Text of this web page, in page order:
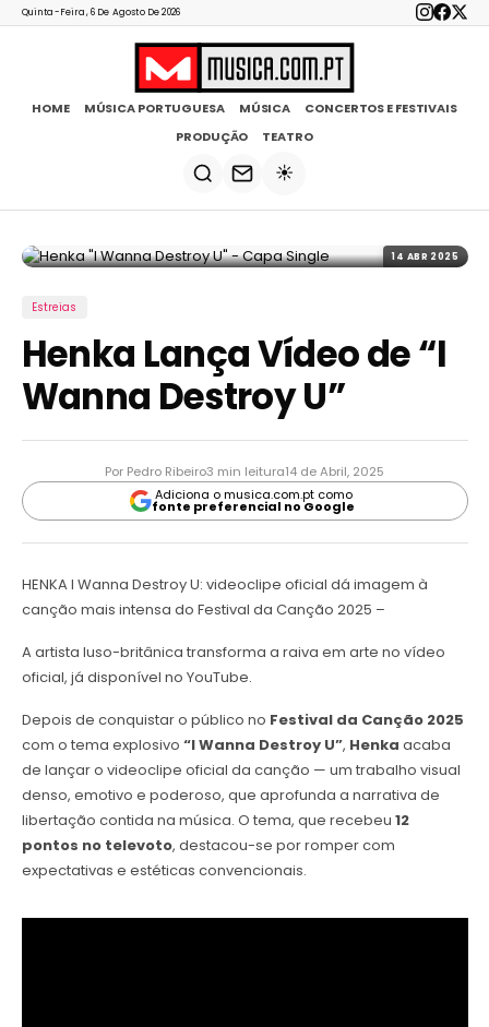
Quinta-Feira, 6 De Agosto De 2026
HOME MÚSICA PORTUGUESA MÚSICA
CONCERTOS E FESTIVAIS
PRODUÇÃO
TEATRO
☀️
14 ABR 2025
Estreias
Henka Lança Vídeo de “I
Wanna Destroy U”
Por Pedro Ribeiro3 min leitura14 de Abril, 2025
Adiciona o musica.com.pt como
fonte preferencial no Google
HENKA I Wanna Destroy U: videoclipe oficial dá imagem à
canção mais intensa do Festival da Canção 2025 –
A artista luso-britânica transforma a raiva em arte no vídeo
oficial, já disponível no YouTube.
Depois de conquistar o público no Festival da Canção 2025
com o tema explosivo “I Wanna Destroy U”, Henka acaba
de lançar o videoclipe oficial da canção — um trabalho visual
denso, emotivo e poderoso, que aprofunda a narrativa de
libertação contida na música. O tema, que recebeu 12
pontos no televoto, destacou-se por romper com
expectativas e estéticas convencionais.